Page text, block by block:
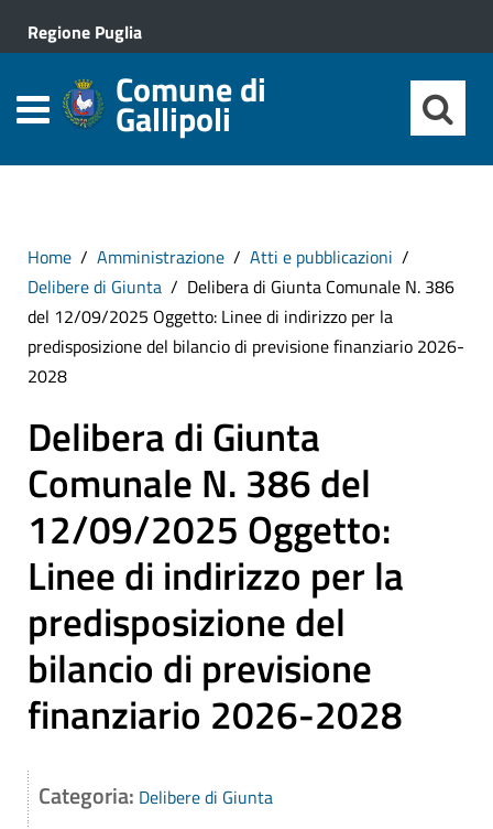
Regione Puglia
Comune di
Gallipoli
Home Amministrazione
Atti e pubblicazioni
Delibere di Giunta
Delibera di Giunta Comunale N. 386
del 12/09/2025 Oggetto: Linee di indirizzo per la
predisposizione del bilancio di previsione finanziario 2026-
2028
Delibera di Giunta
Comunale N. 386 del
12/09/2025 Oggetto:
Linee di indirizzo per la
predisposizione del
bilancio di previsione
finanziario 2026-2028
Categoria: Delibere di Giunta